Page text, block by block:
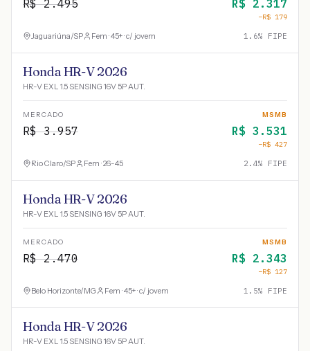
R$2.495 R$ 2.317
−R$ 179
Jaguariúna/SP Fem · 45+ · c/ jovem 1.6% FIPE
Honda HR-V 2026
HR-V EXL 1.5 SENSING 16V 5P AUT.
MERCADO
R$3.957
MSMB
R$ 3.531
−R$ 427
Rio Claro/SP Fem · 26-45 2.4% FIPE
Honda HR-V 2026
HR-V EXL 1.5 SENSING 16V 5P AUT.
MERCADO
R$2.470
MSMB
R$ 2.343
−R$ 127
Belo Horizonte/MG Fem · 45+ · c/ jovem 1.5% FIPE
Honda HR-V 2026
HR-V EXL 1.5 SENSING 16V 5P AUT.